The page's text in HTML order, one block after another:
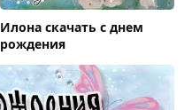
Илона скачать с днем
рождения